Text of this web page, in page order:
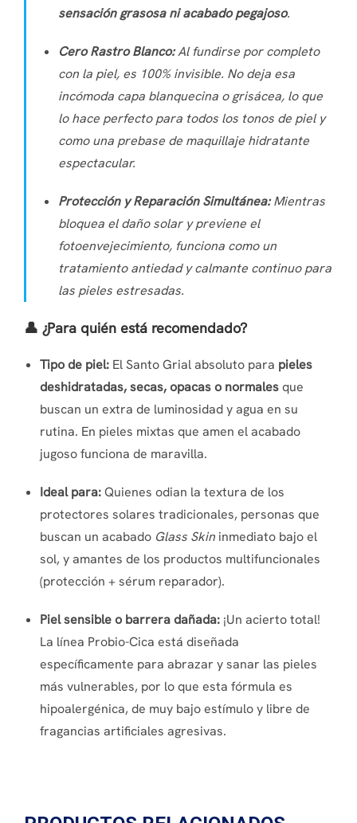
sensación grasosa ni acabado pegajoso.
Cero Rastro Blanco:Al fundirse por completo
con la piel, es 100% invisible. No deja esa
incómoda capa blanquecina o grisácea, lo que
lo hace perfecto para todos los tonos de piel y
como una prebase de maquillaje hidratante
espectacular.
Protección y Reparación Simultánea:Mientras
bloquea el daño solar y previene el
fotoenvejecimiento, funciona como un
tratamiento antiedad y calmante continuo para
las pieles estresadas.
👤 ¿Para quién está recomendado?
Tipo de piel: El Santo Grial absoluto para pieles
deshidratadas, secas, opacas o normalesque
buscan un extra de luminosidad y agua en su
rutina. En pieles mixtas que amen el acabado
jugoso funciona de maravilla.
Ideal para:Quienes odian la textura de los
protectores solares tradicionales, personas que
buscan un acabado Glass Skin inmediato bajo el
sol, y amantes de los productos multifuncionales
(protección + sérum reparador).
Piel sensible o barrera dañada: ¡Un acierto total!
La línea Probio-Cica está diseñada
específicamente para abrazar y sanar las pieles
más vulnerables, por lo que esta fórmula es
hipoalergénica, de muy bajo estímulo y libre de
fragancias artificiales agresivas.